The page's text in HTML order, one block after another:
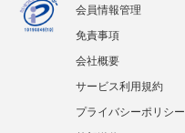
会員情報管理
免責事項
会社概要
サービス利用規約
プライバシーポリシー